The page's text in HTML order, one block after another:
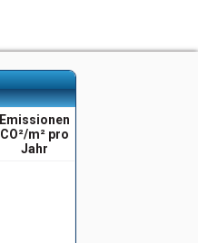
Emissionen
CO²/m² pro
Jahr